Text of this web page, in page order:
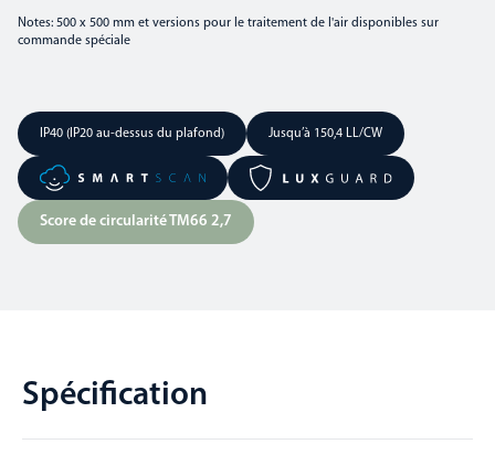
Notes: 500 x 500 mm et versions pour le traitement de l'air disponibles sur
commande spéciale
IP40 (IP20 au-dessus du plafond) Jusqu’à 150,4 LL/CW
Score de circularité TM66 2,7
Spécification